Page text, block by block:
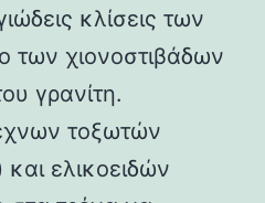
κλίσεις των
των χιονοστιβάδων
γρανίτη.
τοξωτών
ελικοειδών